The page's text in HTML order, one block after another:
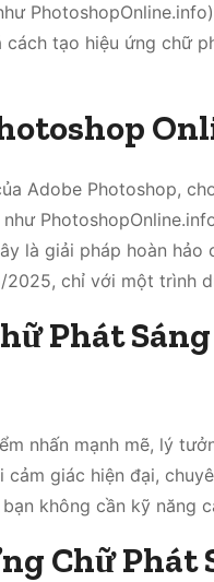
tạo hiệu ứng chữ
Adobe Photoshop,
là giải pháp hoàn
chỉ với một trình
Phát Sáng
nhấn mạnh mẽ, lý
cảm giác hiện đại,
không cần kỹ năng
Chữ